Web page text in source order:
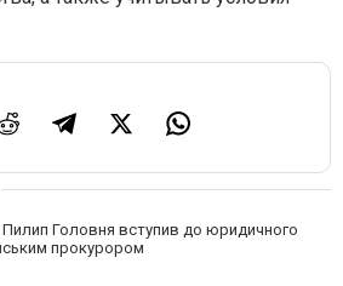
Пилип Головня вступив до юридичного
прокурором